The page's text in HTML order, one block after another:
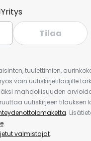
Yritys
Tilaa
tuulettimien,
vain uutiskirjetilaajille
mahdollisuuden
uutiskirjeen tilauksen
.
.
valmistajat.